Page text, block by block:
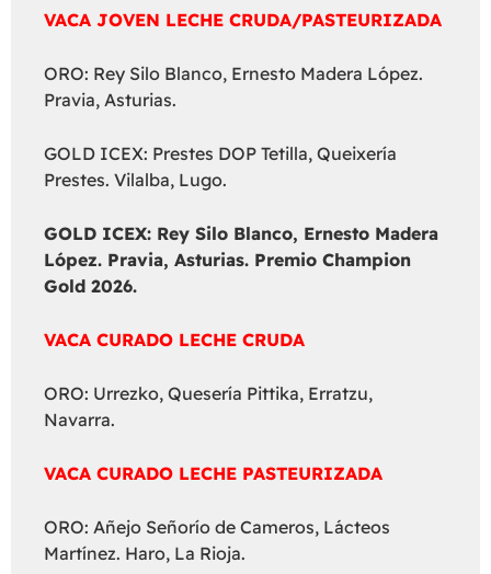
VACA JOVEN LECHE CRUDA/PASTEURIZADA
ORO: Rey Silo Blanco, Ernesto Madera López.
Pravia, Asturias.
GOLD ICEX: Prestes DOP Tetilla, Queixería
Prestes. Vilalba, Lugo.
GOLD ICEX: Rey Silo Blanco, Ernesto Madera
López. Pravia, Asturias. Premio Champion
Gold 2026.
VACA CURADO LECHE CRUDA
ORO: Urrezko, Quesería Pittika, Erratzu,
Navarra.
VACA CURADO LECHE PASTEURIZADA
ORO: Añejo Señorío de Cameros, Lácteos
Martínez. Haro, La Rioja.